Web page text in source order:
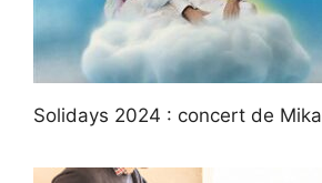
Solidays 2024 : concert de Mika